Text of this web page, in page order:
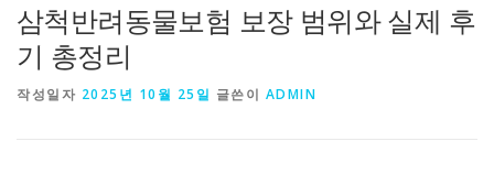
삼척반려동물보험 보장 범위와 실제 후
기 총정리
작성일자 2025년 10월 25일 글쓴이 ADMIN